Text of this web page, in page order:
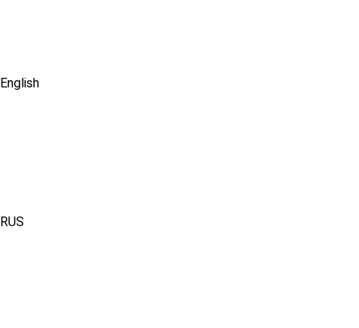
English
RUS